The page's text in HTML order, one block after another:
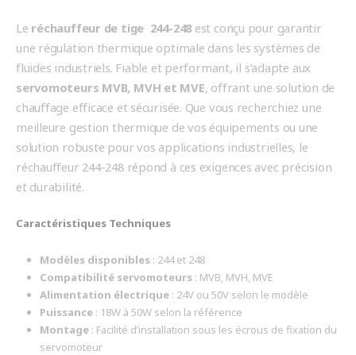
Le réchauffeur de tige 244-248 est conçu pour garantir
une régulation thermique optimale dans les systèmes de
fluides industriels. Fiable et performant, il s’adapte aux
servomoteurs MVB, MVH et MVE, offrant une solution de
chauffage efficace et sécurisée. Que vous recherchiez une
meilleure gestion thermique de vos équipements ou une
solution robuste pour vos applications industrielles, le
réchauffeur 244-248 répond à ces exigences avec précision
et durabilité.
Caractéristiques Techniques
Modèles disponibles: 244 et 248
Compatibilité servomoteurs: MVB, MVH, MVE
Alimentation électrique: 24V ou 50V selon le modèle
Puissance: 18W à 50W selon la référence
Montage: Facilité d’installation sous les écrous de fixation du
servomoteur